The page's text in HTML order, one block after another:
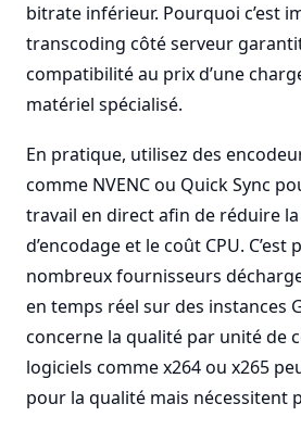
bitrate inférieur. Pourquoi c’est
transcoding côté serveur
compatibilité au prix d’une
matériel spécialisé.
En pratique, utilisez des
comme NVENC ou Quick Sync
travail en direct afin de réduire
d’encodage et le coût CPU.
nombreux fournisseurs
en temps réel sur des instances
concerne la qualité par unité de
logiciels comme x264 ou x265
pour la qualité mais nécessitent